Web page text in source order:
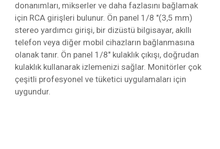
donanımları, mikserler ve daha fazlasını bağlamak
için RCA girişleri bulunur. Ön panel 1/8 "(3,5 mm)
stereo yardımcı girişi, bir dizüstü bilgisayar, akıllı
telefon veya diğer mobil cihazların bağlanmasına
olanak tanır. Ön panel 1/8" kulaklık çıkışı, doğrudan
kulaklık kullanarak izlemenizi sağlar. Monitörler çok
çeşitli profesyonel ve tüketici uygulamaları için
uygundur.